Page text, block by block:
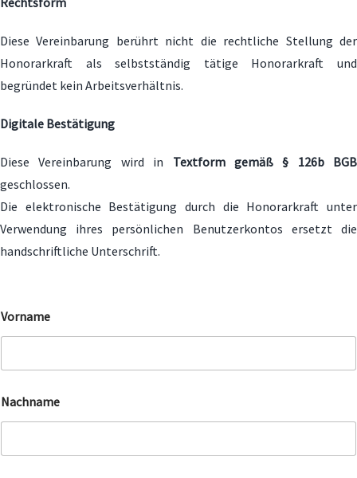
Diese Vereinbarung berührt nicht die rechtliche Stellung der
Honorarkraft als selbstständig tätige Honorarkraft und
begründet kein Arbeitsverhältnis.
Digitale Bestätigung
Diese Vereinbarung wird in Textform gemäß § 126b BGB
geschlossen.
Die elektronische Bestätigung durch die Honorarkraft unter
Verwendung ihres persönlichen Benutzerkontos ersetzt die
handschriftliche Unterschrift.
Vorname
Nachname